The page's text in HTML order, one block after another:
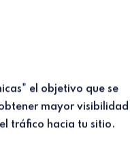
tráfico hacia tu sitio.